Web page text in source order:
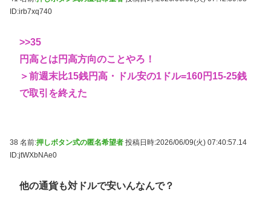
ID:irb7xq740
>>35
円高とは円高方向のことやろ！
＞前週末比15銭円高・ドル安の1ドル=160円15-25銭
で取引を終えた
38 名前:押しボタン式の匿名希望者 投稿日時:2026/06/09(火) 07:40:57.14
ID:jtWXbNAe0
他の通貨も対ドルで安いんなんで？